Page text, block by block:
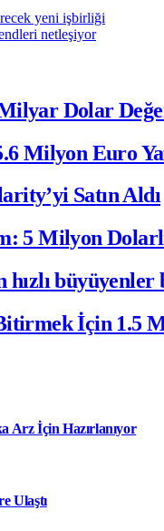
yeni işbirliği
netleşiyor
Dolar
Milyon Euro
Satın Aldı
5 Milyon
hızlı büyüyenler
İçin 1.5
Arz İçin Hazırlanıyor
Ulaştı